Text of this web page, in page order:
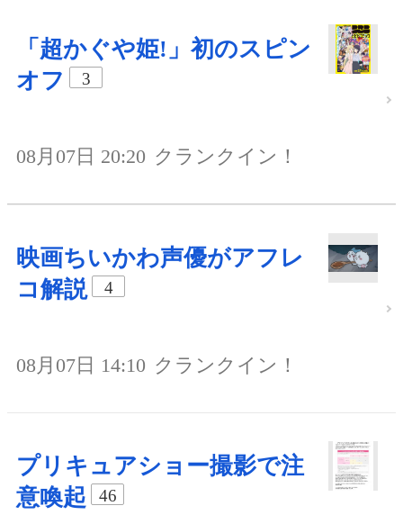
「超かぐや姫!」初のスピン
オフ
3
08月07日 20:20 クランクイン！
映画ちいかわ声優がアフレ
コ解説
4
08月07日 14:10 クランクイン！
プリキュアショー撮影で注
意喚起
46